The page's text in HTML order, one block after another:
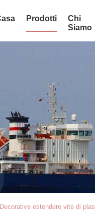
Prodotti
Chi
Siamo
estendere vite di